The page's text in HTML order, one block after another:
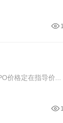
价格定在指导价...